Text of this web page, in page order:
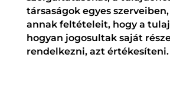
társaságok egyes
annak feltételeit, hogy a
hogyan jogosultak saját
rendelkezni, azt értékesíteni.